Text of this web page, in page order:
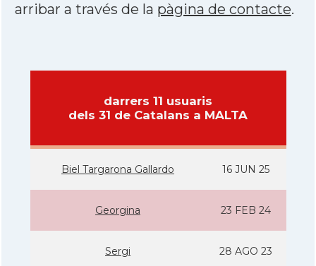
arribar a través de la pàgina de contacte.
darrers 11 usuaris
dels 31 de Catalans a MALTA
Biel Targarona Gallardo 16 JUN 25
Georgina 23 FEB 24
Sergi 28 AGO 23